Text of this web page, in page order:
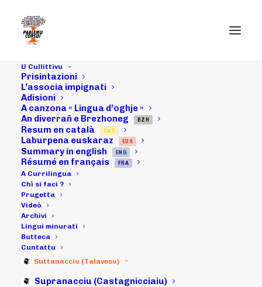
U Cullittivu
Prisintazioni
L’associa impignati
Adisioni
A canzona « Lingua d’oghje »
An diverrañ e Brezhoneg
BZH
Resum en català CAT
Laburpena euskaraz EUS
Summary in english ENG
Résumé en français FRA
A Currilingua
Chì si faci ?
Prugetta
Videò
Archivi
Lingui minurati
Butteca
Cuntattu
Suttanacciu (Talavesu)
Supranacciu (Castagnicciaiu)
07/03/18 :
Azzioni "Pà u
sempri" à a
Prifittura
d'Aiacciu
(artìcula)
31/03/2018 | INARCHIVI